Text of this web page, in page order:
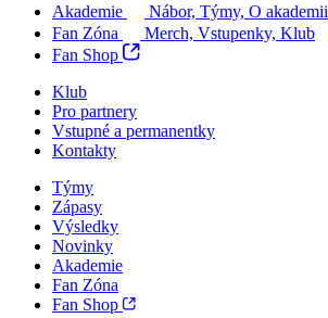
Akademie
Nábor, Týmy, O akademii
Fan Zóna
Merch, Vstupenky, Klub
Fan Shop
Klub
Pro partnery
Vstupné a permanentky
Kontakty
Týmy
Zápasy
Výsledky
Novinky
Akademie
Fan Zóna
Fan Shop